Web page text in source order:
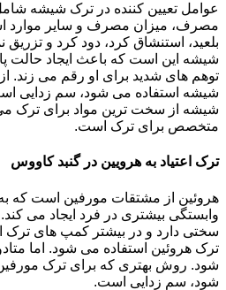
عوامل تعیین کننده در ترک شیشه
مصرف، میزان مصرف و سایر موارد
بلعید، استنشاق کرد، دود کرد و
شیشه این است که باعث ایجاد حالت
توهم های شدید برای او رقم می زند.
شیشه استفاده می شود، سم زدایی
شیشه از سخت ترین مواد برای ترک می
متخصص برای ترک است.
ترک اعتیاد به هرویین در گنبد کاووس
هروئین از مشتقات مورفین است که
وابستگی بیشتری در فرد ایجاد می
سختی دارد و در بیشتر کمپ های ترک
ترک هروئین استفاده می شود. اما
شود. روش بهتری که برای ترک
شود، سم زدایی است.